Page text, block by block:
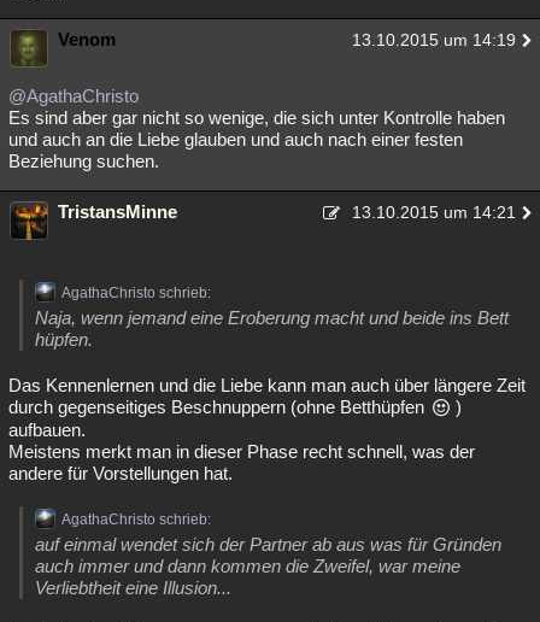
Venom 13.10.2015 um 14:19
@AgathaChristo
Es sind aber gar nicht so wenige, die sich unter Kontrolle haben
und auch an die Liebe glauben und auch nach einer festen
Beziehung suchen.
TristansMinne 13.10.2015 um 14:21
AgathaChristo schrieb:
Naja, wenn jemand eine Eroberung macht und beide ins Bett
hüpfen.
Das Kennenlernen und die Liebe kann man auch über längere Zeit
durch gegenseitiges Beschnuppern (ohne Betthüpfen
)
aufbauen.
Meistens merkt man in dieser Phase recht schnell, was der
andere für Vorstellungen hat.
AgathaChristo schrieb:
auf einmal wendet sich der Partner ab aus was für Gründen
auch immer und dann kommen die Zweifel, war meine
Verliebtheit eine Illusion...